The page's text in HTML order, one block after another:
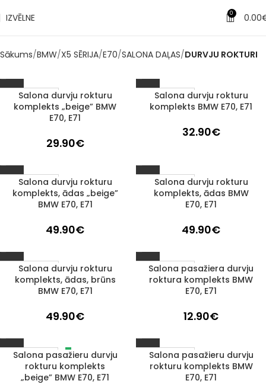
IZVĒLNE 0 0.00
Sākums BMW X5 SĒRIJA E70 SALONA DAĻAS DURVJU ROKTURI
1–3 D. D.
Salona durvju rokturu
komplekts „beige” BMW
E70, E71
29.90€
1–3 D. D.
Salona durvju rokturu
komplekts BMW E70, E71
32.90€
1–3 D. D.
Salona durvju rokturu
komplekts, ādas „beige”
BMW E70, E71
49.90€
1–3 D. D.
Salona durvju rokturu
komplekts, ādas BMW
E70, E71
49.90€
1–3 D. D.
Salona durvju rokturu
komplekts, ādas, brūns
BMW E70, E71
49.90€
1–3 D. D.
Salona pasažiera durvju
roktura komplekts BMW
E70, E71
12.90€
IZPĀRDOTS
Salona pasažieru durvju
rokturu komplekts
„beige” BMW E70, E71
1–3 D. D.
Salona pasažieru durvju
rokturu komplekts BMW
E70, E71